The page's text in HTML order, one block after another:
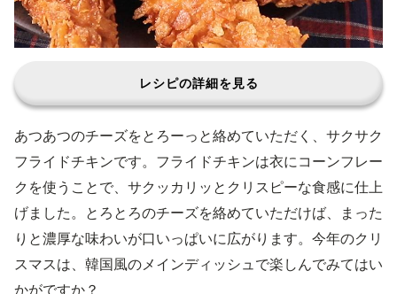
レシピの詳細を見る
あつあつのチーズをとろーっと絡めていただく、サクサク
フライドチキンです。フライドチキンは衣にコーンフレー
クを使うことで、サクッカリッとクリスピーな食感に仕上
げました。とろとろのチーズを絡めていただけば、まった
りと濃厚な味わいが口いっぱいに広がります。今年のクリ
スマスは、韓国風のメインディッシュで楽しんでみてはい
かがですか？